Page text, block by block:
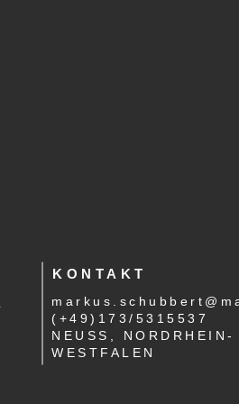
KONTAKT
(+49)173/5315537
NEUSS, NORDRHEIN-
WESTFALEN